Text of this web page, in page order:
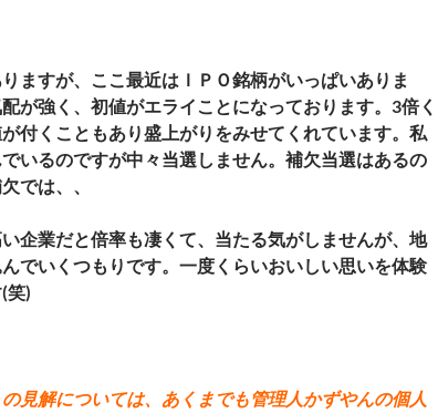
ますが、ここ最近はＩＰＯ銘柄がいっぱいありま
が強く、初値がエライことになっております。3倍く
付くこともあり盛上がりをみせてくれています。私
いるのですが中々当選しません。補欠当選はあるの
では、、
企業だと倍率も凄くて、当たる気がしませんが、地
でいくつもりです。一度くらいおいしい思いを体験
笑)
見解については、あくまでも管理人かずやんの個人